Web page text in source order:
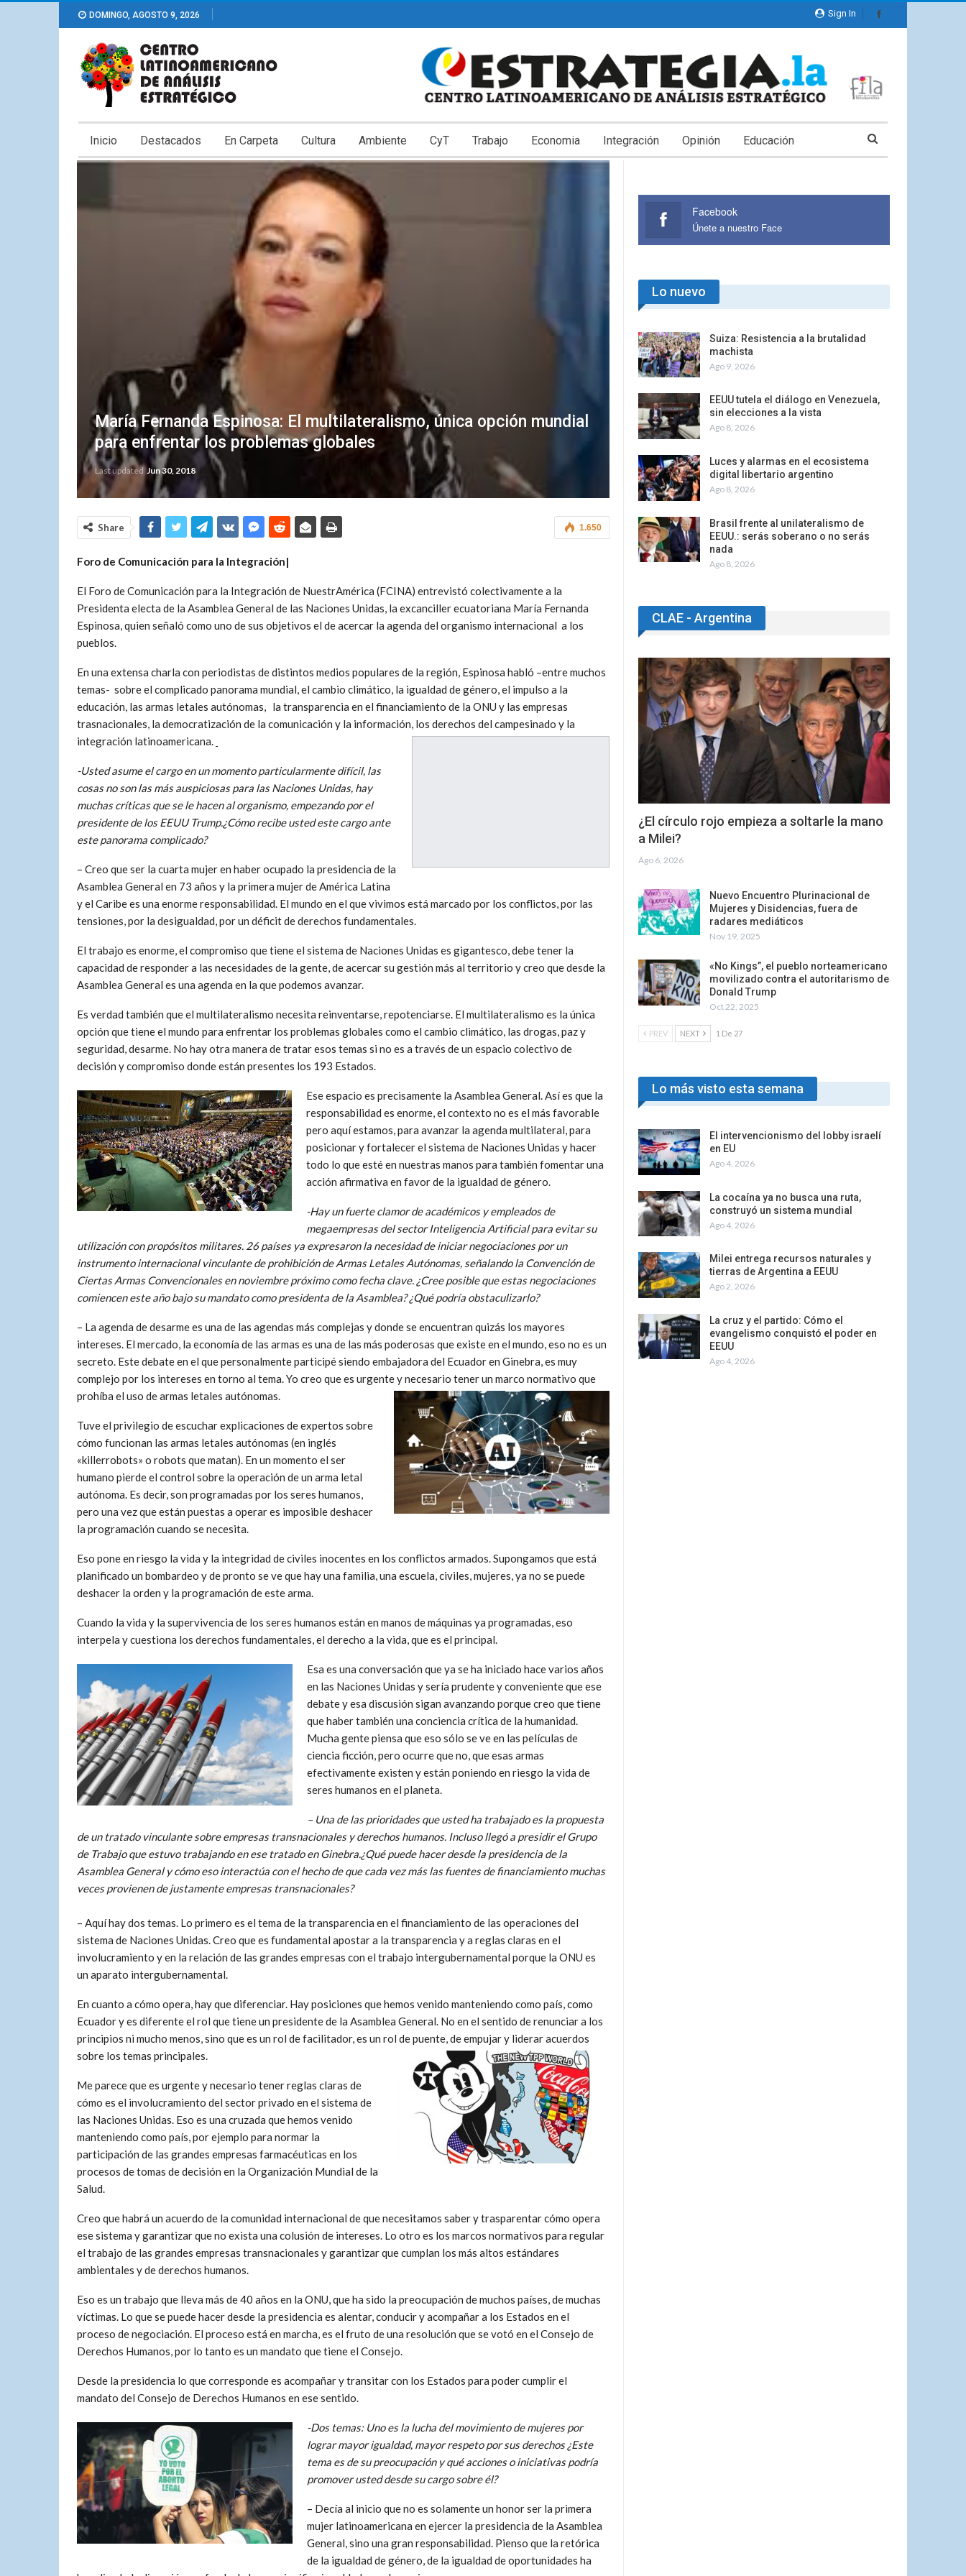
Sign In
DOMINGO, AGOSTO 9, 2026
Inicio Destacados En Carpeta Cultura Ambiente CyT Trabajo Economia Integración Opinión Educación
María Fernanda Espinosa: El multilateralismo, única opción mundial
para enfrentar los problemas globales
Last updated Jun 30, 2018
1.650
Share
Foro de Comunicación para la Integración|
El Foro de Comunicación para la Integración de NuestrAmérica (FCINA) entrevistó colectivamente a la
Presidenta electa de la Asamblea General de las Naciones Unidas, la excanciller ecuatoriana María Fernanda
Espinosa, quien señaló como uno de sus objetivos el de acercar la agenda del organismo internacional a los
pueblos.
En una extensa charla con periodistas de distintos medios populares de la región, Espinosa habló –entre muchos
temas- sobre el complicado panorama mundial, el cambio climático, la igualdad de género, el impulso a la
educación, las armas letales autónomas, la transparencia en el financiamiento de la ONU y las empresas
trasnacionales, la democratización de la comunicación y la información, los derechos del campesinado y la
integración latinoamericana.
-Usted asume el cargo en un momento particularmente difícil, las
cosas no son las más auspiciosas para las Naciones Unidas, hay
muchas críticas que se le hacen al organismo, empezando por el
presidente de los EEUU Trump.¿Cómo recibe usted este cargo ante
este panorama complicado?
– Creo que ser la cuarta mujer en haber ocupado la presidencia de la
Asamblea General en 73 años y la primera mujer de América Latina
y el Caribe es una enorme responsabilidad. El mundo en el que vivimos está marcado por los conflictos, por las
tensiones, por la desigualdad, por un déficit de derechos fundamentales.
El trabajo es enorme, el compromiso que tiene el sistema de Naciones Unidas es gigantesco, debe tener la
capacidad de responder a las necesidades de la gente, de acercar su gestión más al territorio y creo que desde la
Asamblea General es una agenda en la que podemos avanzar.
Es verdad también que el multilateralismo necesita reinventarse, repotenciarse. El multilateralismo es la única
opción que tiene el mundo para enfrentar los problemas globales como el cambio climático, las drogas, paz y
seguridad, desarme. No hay otra manera de tratar esos temas si no es a través de un espacio colectivo de
decisión y compromiso donde están presentes los 193 Estados.
Ese espacio es precisamente la Asamblea General. Así es que la
responsabilidad es enorme, el contexto no es el más favorable
pero aquí estamos, para avanzar la agenda multilateral, para
posicionar y fortalecer el sistema de Naciones Unidas y hacer
todo lo que esté en nuestras manos para también fomentar una
acción afirmativa en favor de la igualdad de género.
-Hay un fuerte clamor de académicos y empleados de
megaempresas del sector Inteligencia Artificial para evitar su
utilización con propósitos militares. 26 países ya expresaron la necesidad de iniciar negociaciones por un
instrumento internacional vinculante de prohibición de Armas Letales Autónomas, señalando la Convención de
Ciertas Armas Convencionales en noviembre próximo como fecha clave. ¿Cree posible que estas negociaciones
comiencen este año bajo su mandato como presidenta de la Asamblea? ¿Qué podría obstaculizarlo?
– La agenda de desarme es una de las agendas más complejas y donde se encuentran quizás los mayores
intereses. El mercado, la economía de las armas es una de las más poderosas que existe en el mundo, eso no es un
secreto. Este debate en el que personalmente participé siendo embajadora del Ecuador en Ginebra, es muy
complejo por los intereses en torno al tema. Yo creo que es urgente y necesario tener un marco normativo que
prohíba el uso de armas letales autónomas.
Tuve el privilegio de escuchar explicaciones de expertos sobre
cómo funcionan las armas letales autónomas (en inglés
«killerrobots» o robots que matan). En un momento el ser
humano pierde el control sobre la operación de un arma letal
autónoma. Es decir, son programadas por los seres humanos,
pero una vez que están puestas a operar es imposible deshacer
la programación cuando se necesita.
Eso pone en riesgo la vida y la integridad de civiles inocentes en los conflictos armados. Supongamos que está
planificado un bombardeo y de pronto se ve que hay una familia, una escuela, civiles, mujeres, ya no se puede
deshacer la orden y la programación de este arma.
Cuando la vida y la supervivencia de los seres humanos están en manos de máquinas ya programadas, eso
interpela y cuestiona los derechos fundamentales, el derecho a la vida, que es el principal.
Esa es una conversación que ya se ha iniciado hace varios años
en las Naciones Unidas y sería prudente y conveniente que ese
debate y esa discusión sigan avanzando porque creo que tiene
que haber también una conciencia crítica de la humanidad.
Mucha gente piensa que eso sólo se ve en las películas de
ciencia ficción, pero ocurre que no, que esas armas
efectivamente existen y están poniendo en riesgo la vida de
seres humanos en el planeta.
– Una de las prioridades que usted ha trabajado es la propuesta
de un tratado vinculante sobre empresas transnacionales y derechos humanos. Incluso llegó a presidir el Grupo
de Trabajo que estuvo trabajando en ese tratado en Ginebra.¿Qué puede hacer desde la presidencia de la
Asamblea General y cómo eso interactúa con el hecho de que cada vez más las fuentes de financiamiento muchas
veces provienen de justamente empresas transnacionales?
– Aquí hay dos temas. Lo primero es el tema de la transparencia en el financiamiento de las operaciones del
sistema de Naciones Unidas. Creo que es fundamental apostar a la transparencia y a reglas claras en el
involucramiento y en la relación de las grandes empresas con el trabajo intergubernamental porque la ONU es
un aparato intergubernamental.
En cuanto a cómo opera, hay que diferenciar. Hay posiciones que hemos venido manteniendo como país, como
Ecuador y es diferente el rol que tiene un presidente de la Asamblea General. No en el sentido de renunciar a los
principios ni mucho menos, sino que es un rol de facilitador, es un rol de puente, de empujar y liderar acuerdos
sobre los temas principales.
Me parece que es urgente y necesario tener reglas claras de
cómo es el involucramiento del sector privado en el sistema de
las Naciones Unidas. Eso es una cruzada que hemos venido
manteniendo como país, por ejemplo para normar la
participación de las grandes empresas farmacéuticas en los
procesos de tomas de decisión en la Organización Mundial de la
Salud.
Creo que habrá un acuerdo de la comunidad internacional de que necesitamos saber y trasparentar cómo opera
ese sistema y garantizar que no exista una colusión de intereses. Lo otro es los marcos normativos para regular
el trabajo de las grandes empresas transnacionales y garantizar que cumplan los más altos estándares
ambientales y de derechos humanos.
Eso es un trabajo que lleva más de 40 años en la ONU, que ha sido la preocupación de muchos países, de muchas
víctimas. Lo que se puede hacer desde la presidencia es alentar, conducir y acompañar a los Estados en el
proceso de negociación. El proceso está en marcha, es el fruto de una resolución que se votó en el Consejo de
Derechos Humanos, por lo tanto es un mandato que tiene el Consejo.
Desde la presidencia lo que corresponde es acompañar y transitar con los Estados para poder cumplir el
mandato del Consejo de Derechos Humanos en ese sentido.
-Dos temas: Uno es la lucha del movimiento de mujeres por
lograr mayor igualdad, mayor respeto por sus derechos ¿Este
tema es de su preocupación y qué acciones o iniciativas podría
promover usted desde su cargo sobre él?
– Decía al inicio que no es solamente un honor ser la primera
mujer latinoamericana en ejercer la presidencia de la Asamblea
General, sino una gran responsabilidad. Pienso que la retórica
de la igualdad de género, de la igualdad de oportunidades ha
Facebook
Únete a nuestro Face
Lo nuevo
Suiza: Resistencia a la brutalidad
machista
Ago 9, 2026
EEUU tutela el diálogo en Venezuela,
sin elecciones a la vista
Ago 8, 2026
Luces y alarmas en el ecosistema
digital libertario argentino
Ago 8, 2026
Brasil frente al unilateralismo de
EEUU.: serás soberano o no serás
nada
Ago 8, 2026
CLAE - Argentina
¿El círculo rojo empieza a soltarle la mano
a Milei?
Ago 6, 2026
Nuevo Encuentro Plurinacional de
Mujeres y Disidencias, fuera de
radares mediáticos
Nov 19, 2025
«No Kings”, el pueblo norteamericano
movilizado contra el autoritarismo de
Donald Trump
Oct 22, 2025
PREV NEXT 1 De 27
Lo más visto esta semana
El intervencionismo del lobby israelí
en EU
Ago 4, 2026
La cocaína ya no busca una ruta,
construyó un sistema mundial
Ago 4, 2026
Milei entrega recursos naturales y
tierras de Argentina a EEUU
Ago 2, 2026
La cruz y el partido: Cómo el
evangelismo conquistó el poder en
EEUU
Ago 4, 2026